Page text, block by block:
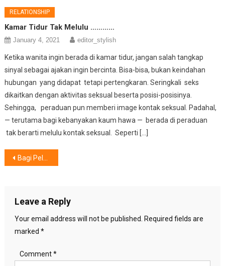
RELATIONSHIP
Kamar Tidur Tak Melulu …………
January 4, 2021 editor_stylish
Ketika wanita ingin berada di kamar tidur, jangan salah tangkap
sinyal sebagai ajakan ingin bercinta. Bisa-bisa, bukan keindahan
hubungan yang didapat tetapi pertengkaran. Seringkali seks
dikaitkan dengan aktivitas seksual beserta posisi-posisinya.
Sehingga, peraduan pun memberi image kontak seksual. Padahal,
— terutama bagi kebanyakan kaum hawa — berada di peraduan
tak berarti melulu kontak seksual. Seperti […]
Post
Bagi Pelanggan Setia,IKEA Hadirkan “Program Misi Berhadiah”
Leave a Reply
Your email address will not be published.
Required fields are
marked *
Comment*